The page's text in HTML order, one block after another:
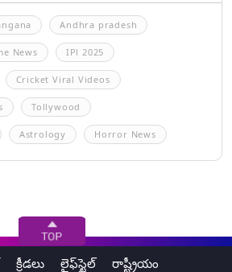
Andhra pradesh
News IPl 2025
Cricket Viral Videos
Tollywood
Astrology Horror News
క్రీడలు లైఫ్‌స్టైల్ రాష్ట్రీయం